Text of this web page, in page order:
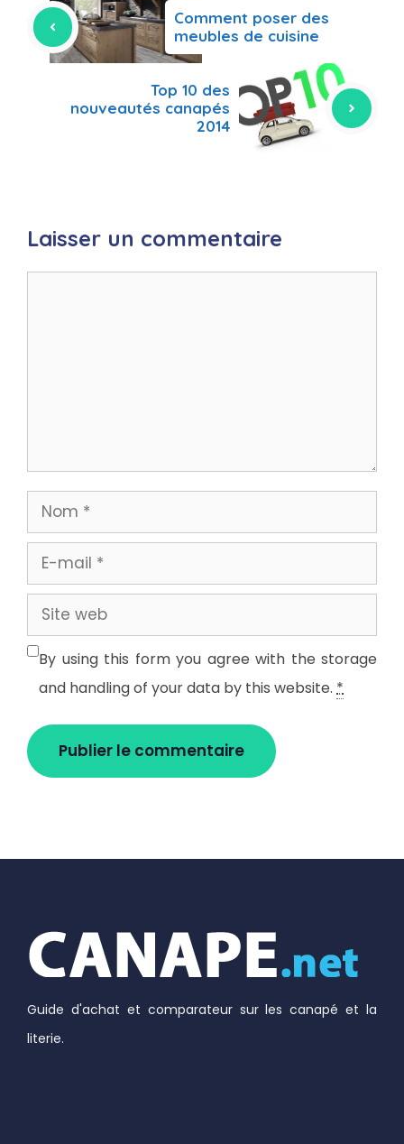
Comment poser des
meubles de cuisine
Top 10 des
nouveautés canapés
2014
Laisser un commentaire
Nom
mail
Site
web
By using this form you agree with the storage
and handling of your data by this website. *
Guide d'achat et comparateur sur les canapé et la
literie.